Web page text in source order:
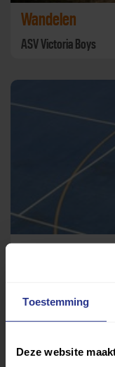
Toestemming
Deze website
Wandelen
ASV Victoria Boys